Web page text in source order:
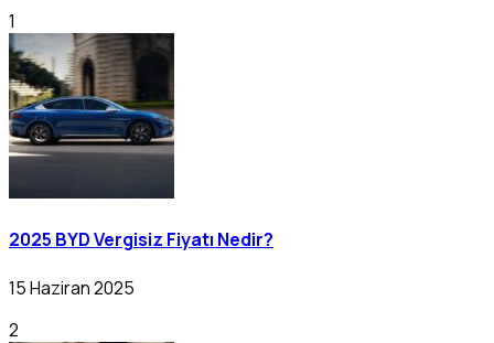
1
2025 BYD Vergisiz Fiyatı Nedir?
15 Haziran 2025
2